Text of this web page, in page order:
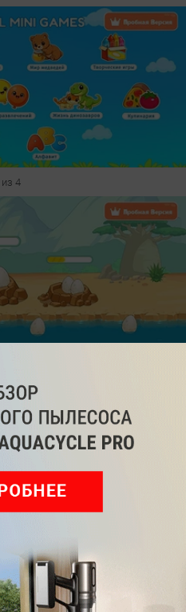
4
учатся решать первые
с цифрами и
мелкую моторику и
ребенок мог
мир. Внутри собраны
и раскрасок по
животных,
легкие мини-игры с